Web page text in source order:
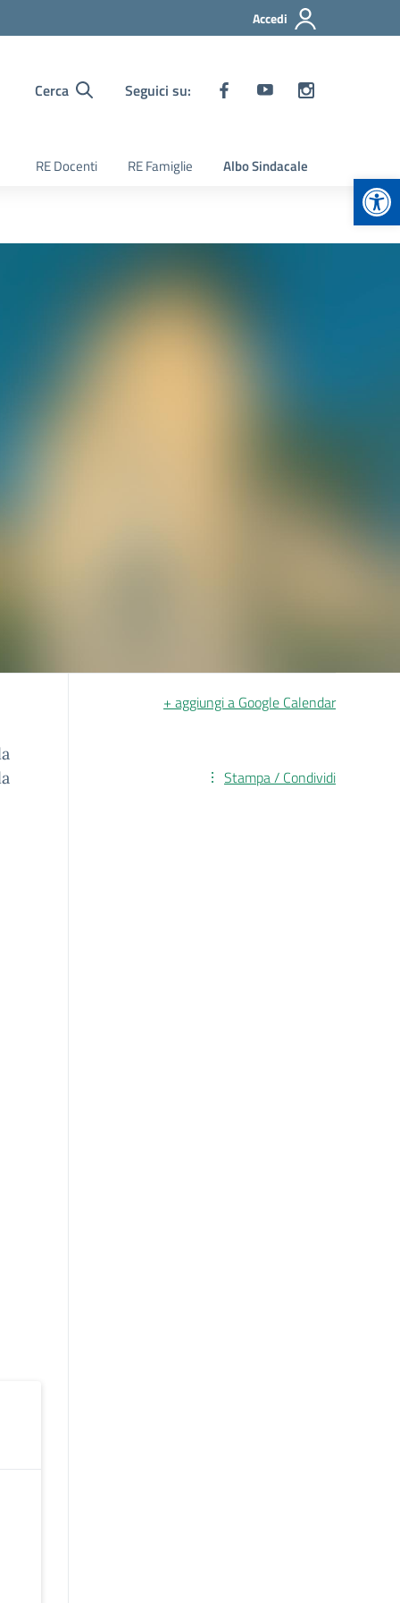
Accedi
Cerca Seguici su:
RE Docenti RE Famiglie Albo Sindacale
+ aggiungi a Google Calendar
Stampa / Condividi